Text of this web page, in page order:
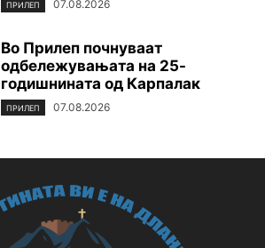
ПРИЛЕП 07.08.2026
Во Прилеп почнуваат
одбележувањата на 25-
годишнината од Карпалак
ПРИЛЕП 07.08.2026